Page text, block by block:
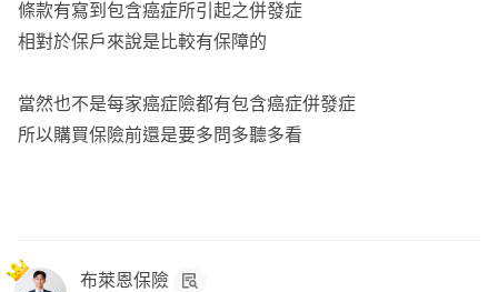
條款有寫到包含癌症所引起之併發症
相對於保戶來說是比較有保障的
當然也不是每家癌症險都有包含癌症併發症
所以購買保險前還是要多問多聽多看
布萊恩保險